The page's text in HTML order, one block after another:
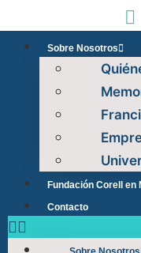
Sobre Nosotros
Fundación Corell en
Contacto